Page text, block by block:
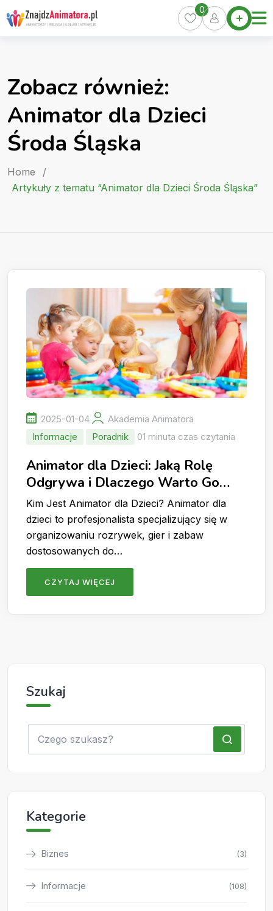
Skip
to
content
Home
Oferty
Kurs
0
Zobacz również:
Animator dla Dzieci
Środa Śląska
Home
/
Artykuły z tematu “Animator dla Dzieci Środa Śląska”
2025-01-04
Akademia Animatora
Informacje
Poradnik 01 minuta czas czytania
Animator dla Dzieci: Jaką Rolę
Odgrywa i Dlaczego Warto Go
Wynająć?
Kim Jest Animator dla Dzieci? Animator dla
dzieci to profesjonalista specjalizujący się w
organizowaniu rozrywek, gier i zabaw
dostosowanych do…
CZYTAJ WIĘCEJ
Szukaj
Kategorie
Biznes (3)
Informacje (108)